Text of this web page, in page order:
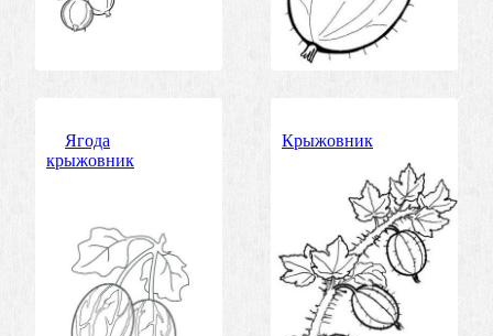
Ягода
крыжовник
Крыжовник